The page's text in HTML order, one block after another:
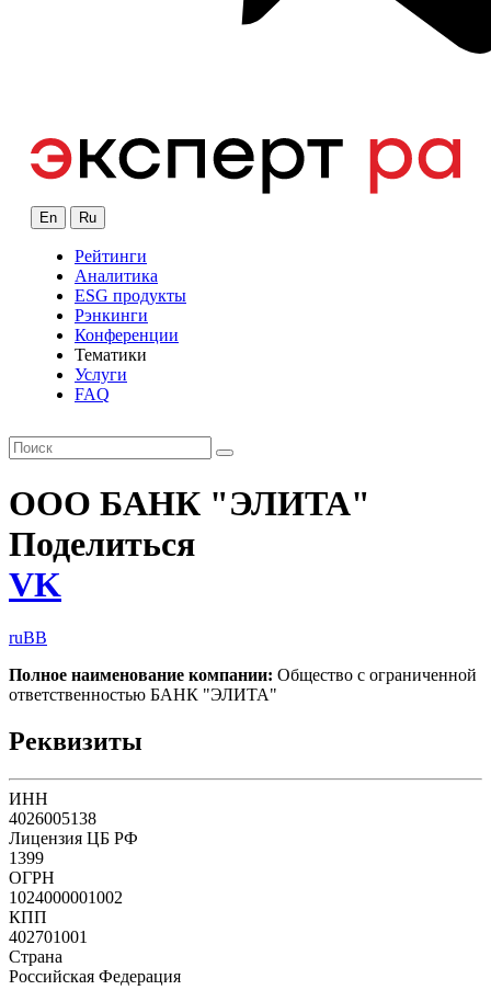
En Ru
Рейтинги
Аналитика
ESG продукты
Рэнкинги
Конференции
Тематики
Услуги
FAQ
ООО БАНК "ЭЛИТА"
Поделиться
VK
ruBB
Полное наименование компании: Общество с ограниченной
ответственностью БАНК "ЭЛИТА"
Реквизиты
ИНН
4026005138
Лицензия ЦБ РФ
1399
ОГРН
1024000001002
КПП
402701001
Страна
Российская Федерация